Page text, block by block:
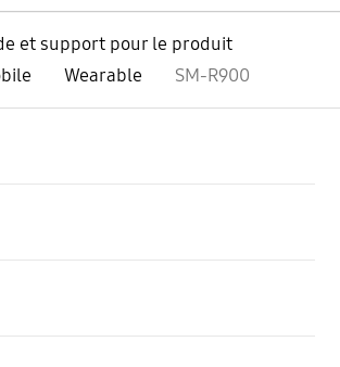
et support pour le produit
Wearable SM-R900